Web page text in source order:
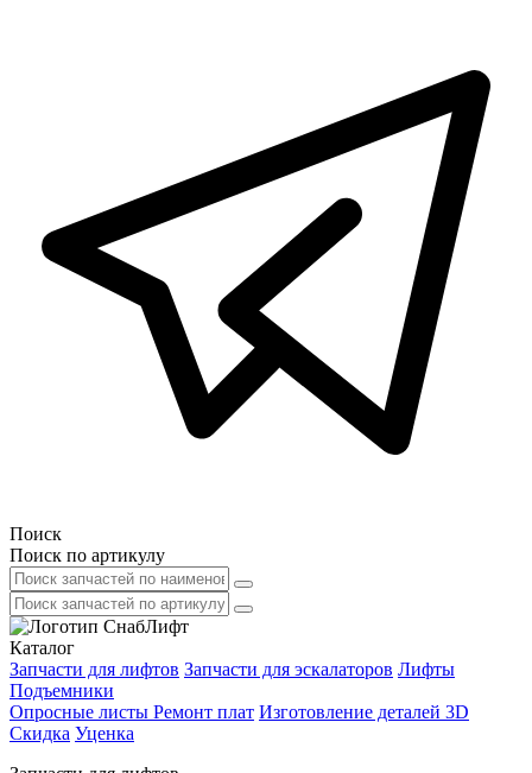
Поиск
Поиск по артикулу
Каталог
Запчасти для лифтов Запчасти для эскалаторов Лифты
Подъемники
Опросные листы Ремонт плат Изготовление деталей 3D
Скидка Уценка